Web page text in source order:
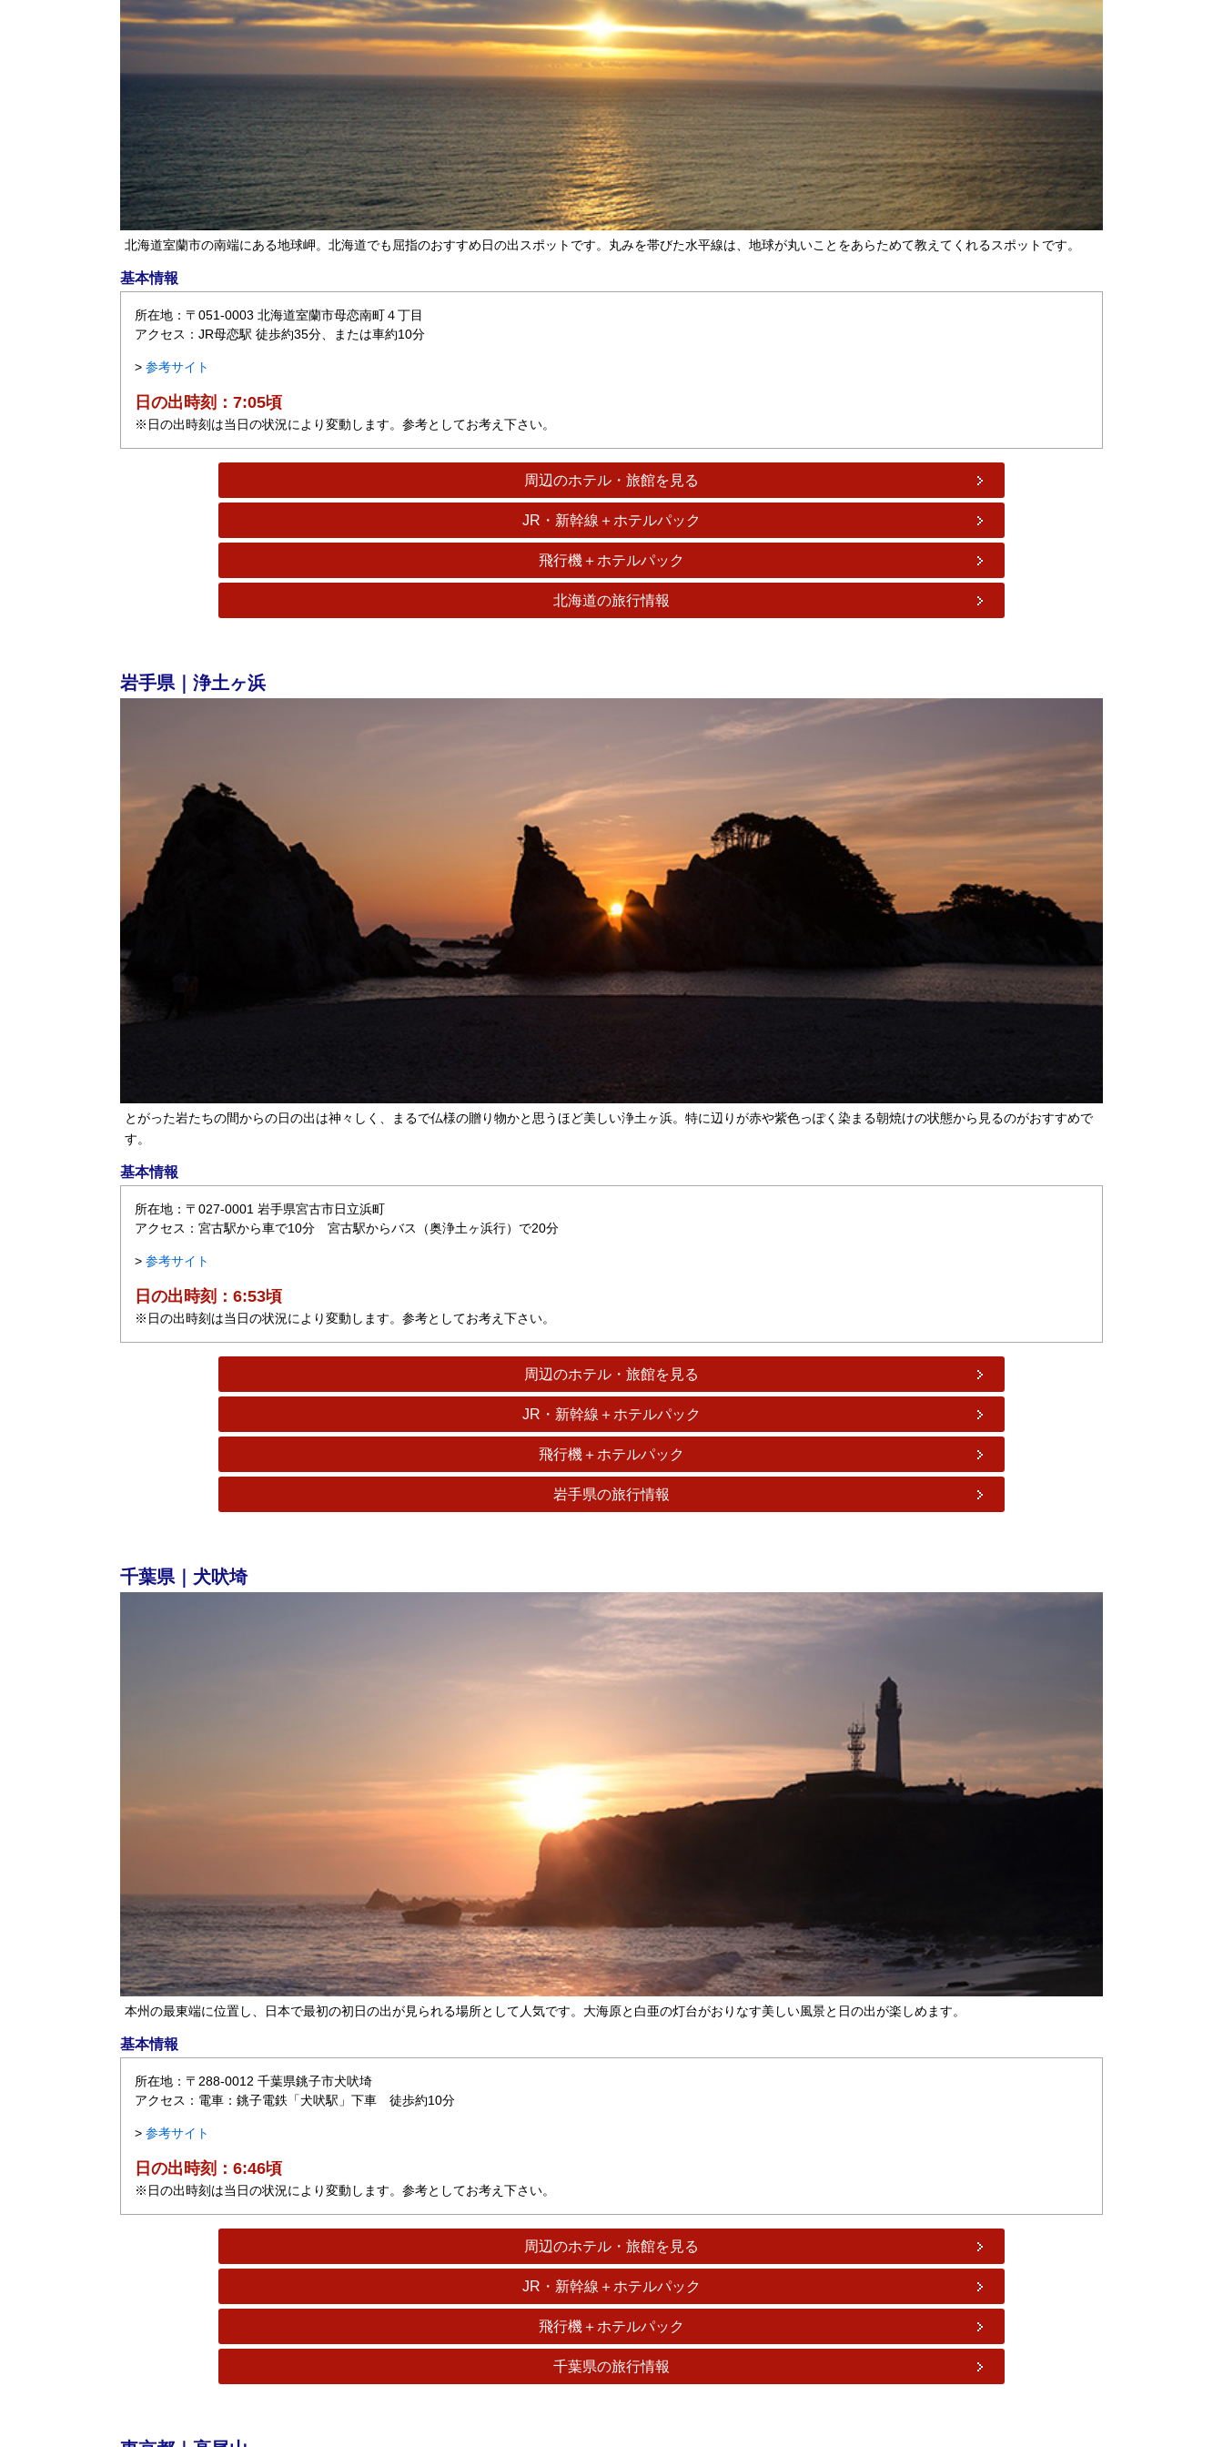
北海道室蘭市の南端にある地球岬。北海道でも屈指のおすすめ日の出スポットです。丸みを帯びた水平線は、地球が丸いことをあらためて教えてくれるスポットです。
基本情報
所在地：〒051-0003 北海道室蘭市母恋南町４丁目
アクセス：JR母恋駅 徒歩約35分、または車約10分
> 参考サイト
日の出時刻：7:05頃
※日の出時刻は当日の状況により変動します。参考としてお考え下さい。
周辺のホテル・旅館を見る
JR・新幹線＋ホテルパック
飛行機＋ホテルパック
北海道の旅行情報
岩手県｜浄土ヶ浜
とがった岩たちの間からの日の出は神々しく、まるで仏様の贈り物かと思うほど美しい浄土ヶ浜。特に辺りが赤や紫色っぽく染まる朝焼けの状態から見るのがおすすめで
す。
基本情報
所在地：〒027-0001 岩手県宮古市日立浜町
アクセス：宮古駅から車で10分 宮古駅からバス（奥浄土ヶ浜行）で20分
> 参考サイト
日の出時刻：6:53頃
※日の出時刻は当日の状況により変動します。参考としてお考え下さい。
周辺のホテル・旅館を見る
JR・新幹線＋ホテルパック
飛行機＋ホテルパック
岩手県の旅行情報
千葉県｜犬吠埼
本州の最東端に位置し、日本で最初の初日の出が見られる場所として人気です。大海原と白亜の灯台がおりなす美しい風景と日の出が楽しめます。
基本情報
所在地：〒288-0012 千葉県銚子市犬吠埼
アクセス：電車：銚子電鉄「犬吠駅」下車 徒歩約10分
> 参考サイト
日の出時刻：6:46頃
※日の出時刻は当日の状況により変動します。参考としてお考え下さい。
周辺のホテル・旅館を見る
JR・新幹線＋ホテルパック
飛行機＋ホテルパック
千葉県の旅行情報